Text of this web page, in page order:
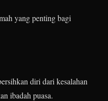
yang penting bagi
diri dari kesalahan
ibadah puasa.